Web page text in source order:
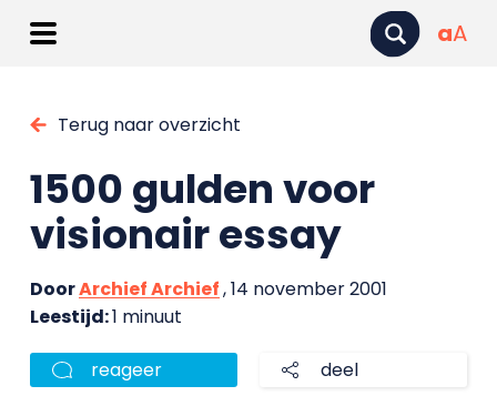
aA
Terug naar overzicht
1500 gulden voor
visionair essay
DoorArchief Archief, 14 november 2001
Leestijd:1 minuut
reageer deel